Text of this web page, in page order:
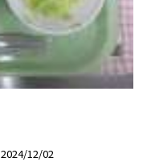
2024/12/02